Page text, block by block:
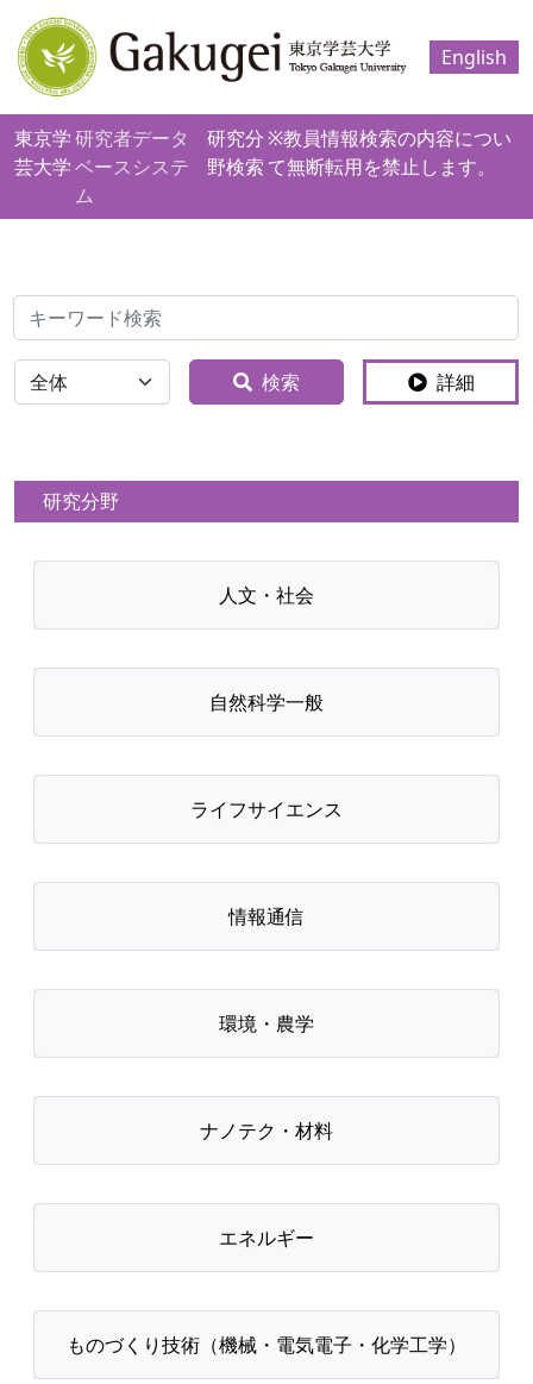
English
東京学
芸大学
研究者データ
ベースシステ
ム
研究分
野検索
※教員情報検索の内容につい
て無断転用を禁止します。
検索
全体 検索 詳細
研究分野
人文・社会
自然科学一般
ライフサイエンス
情報通信
環境・農学
ナノテク・材料
エネルギー
ものづくり技術（機械・電気電子・化学工学）